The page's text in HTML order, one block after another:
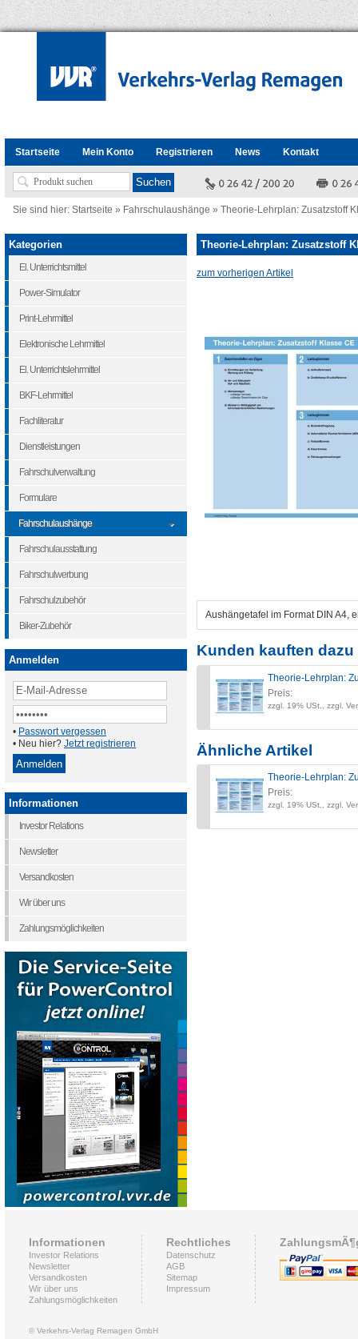
Startseite Mein Konto Registrieren News Kontakt
Sie sind hier: Startseite » Fahrschulaushänge » Theorie-Lehrplan: Zusatzstoff
Theorie-Lehrplan: Zusatzstoff
zum vorherigen Artikel
Aushängetafel im Format DIN A4,
Kunden kauften
Theorie-Lehrplan:
Preis:
zzgl. 19% USt., zzgl.
Ähnliche Artikel
Theorie-Lehrplan:
Preis:
zzgl. 19% USt., zzgl.
Kategorien
El. Unterrichtsmittel
Power-Simulator
Print-Lehrmittel
Elektronische Lehrmittel
El. Unterrichtslehrmittel
BKF-Lehrmittel
Fachliteratur
Dienstleistungen
Fahrschulverwaltung
Formulare
Fahrschulaushänge
Fahrschulausstattung
Fahrschulwerbung
Fahrschulzubehör
Biker-Zubehör
Anmelden
• Passwort vergessen
• Neu hier? Jetzt registrieren
Informationen
Investor Relations
Newsletter
Versandkosten
Wir über uns
Zahlungsmöglichkeiten
Informationen
Investor Relations
Newsletter
Versandkosten
Wir über uns
Zahlungsmöglichkeiten
Rechtliches
Datenschutz
AGB
Sitemap
Impressum
© Verkehrs-Verlag Remagen GmbH